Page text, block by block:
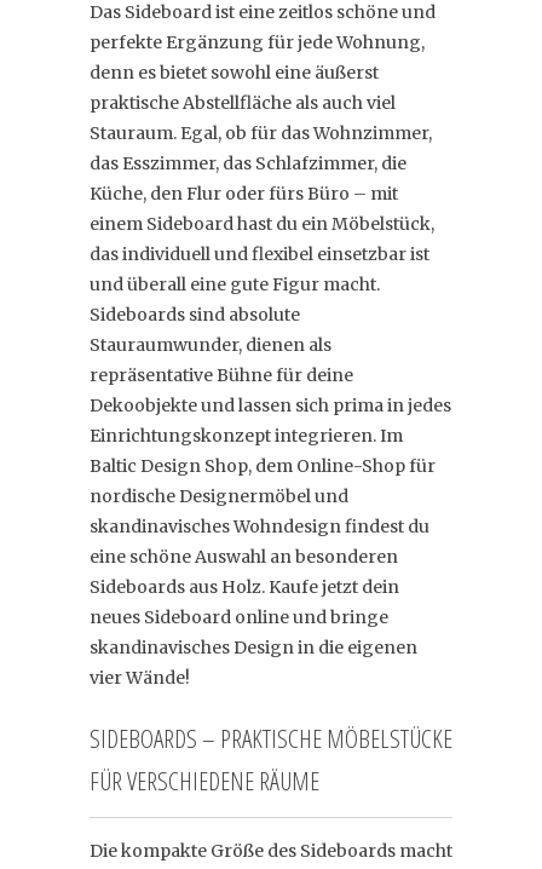
Das Sideboard ist eine zeitlos schöne und
perfekte Ergänzung für jede Wohnung,
denn es bietet sowohl eine äußerst
praktische Abstellfläche als auch viel
Stauraum. Egal, ob für das Wohnzimmer,
das Esszimmer, das Schlafzimmer, die
Küche, den Flur oder fürs Büro – mit
einem Sideboard hast du ein Möbelstück,
das individuell und flexibel einsetzbar ist
und überall eine gute Figur macht.
Sideboards sind absolute
Stauraumwunder, dienen als
repräsentative Bühne für deine
Dekoobjekte und lassen sich prima in jedes
Einrichtungskonzept integrieren. Im
Baltic Design Shop, dem Online-Shop für
nordische Designermöbel und
skandinavisches Wohndesign findest du
eine schöne Auswahl an besonderen
Sideboards aus Holz. Kaufe jetzt dein
neues Sideboard online und bringe
skandinavisches Design in die eigenen
vier Wände!
SIDEBOARDS – PRAKTISCHE MÖBELSTÜCKE
FÜR VERSCHIEDENE RÄUME
Die kompakte Größe des Sideboards macht